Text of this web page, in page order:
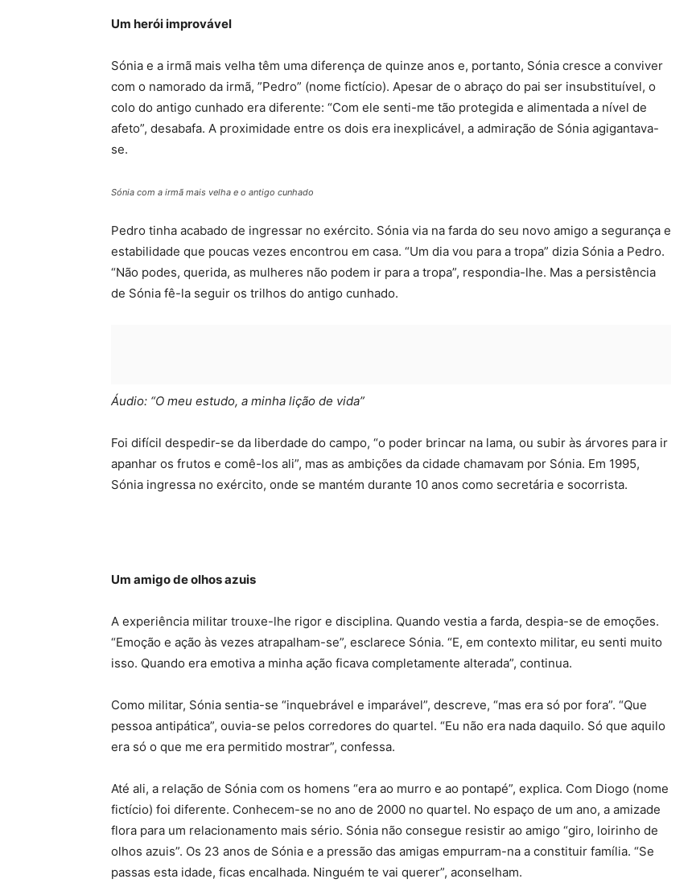
Um herói improvável
Sónia e a irmã mais velha têm uma diferença de quinze anos e, portanto, Sónia cresce a conviver
com o namorado da irmã, ”Pedro” (nome fictício). Apesar de o abraço do pai ser insubstituível, o
colo do antigo cunhado era diferente: “Com ele senti-me tão protegida e alimentada a nível de
afeto”, desabafa. A proximidade entre os dois era inexplicável, a admiração de Sónia agigantava-
se.
Sónia com a irmã mais velha e o antigo cunhado
Pedro tinha acabado de ingressar no exército. Sónia via na farda do seu novo amigo a segurança e
estabilidade que poucas vezes encontrou em casa. “Um dia vou para a tropa” dizia Sónia a Pedro.
“Não podes, querida, as mulheres não podem ir para a tropa”, respondia-lhe. Mas a persistência
de Sónia fê-la seguir os trilhos do antigo cunhado.
Áudio: “O meu estudo, a minha lição de vida”
Foi difícil despedir-se da liberdade do campo, “o poder brincar na lama, ou subir às árvores para ir
apanhar os frutos e comê-los ali”, mas as ambições da cidade chamavam por Sónia. Em 1995,
Sónia ingressa no exército, onde se mantém durante 10 anos como secretária e socorrista.
Um amigo de olhos azuis
A experiência militar trouxe-lhe rigor e disciplina. Quando vestia a farda, despia-se de emoções.
“Emoção e ação às vezes atrapalham-se”, esclarece Sónia. “E, em contexto militar, eu senti muito
isso. Quando era emotiva a minha ação ficava completamente alterada”, continua.
Como militar, Sónia sentia-se “inquebrável e imparável”, descreve, “mas era só por fora”. “Que
pessoa antipática”, ouvia-se pelos corredores do quartel. “Eu não era nada daquilo. Só que aquilo
era só o que me era permitido mostrar”, confessa.
Até ali, a relação de Sónia com os homens “era ao murro e ao pontapé”, explica. Com Diogo (nome
fictício) foi diferente. Conhecem-se no ano de 2000 no quartel. No espaço de um ano, a amizade
flora para um relacionamento mais sério. Sónia não consegue resistir ao amigo “giro, loirinho de
olhos azuis”. Os 23 anos de Sónia e a pressão das amigas empurram-na a constituir família. “Se
passas esta idade, ficas encalhada. Ninguém te vai querer”, aconselham.